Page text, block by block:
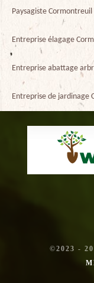
Paysagiste Cormontreuil
Entreprise élagage
Entreprise abattage
Entreprise de jardinage
©2023 -